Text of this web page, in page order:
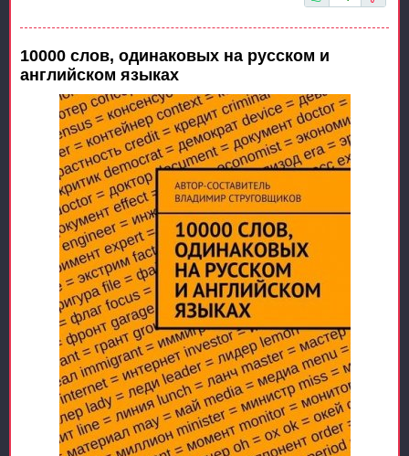
10000 слов, одинаковых на русском и
английском языках